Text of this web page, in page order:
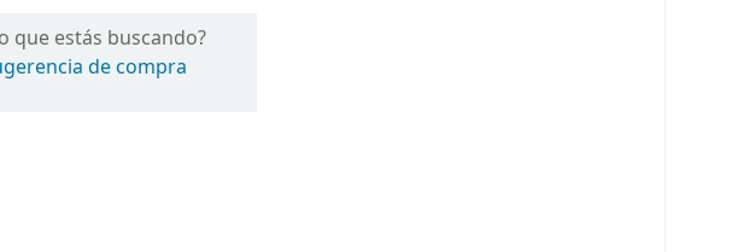
que estás buscando?
de compra